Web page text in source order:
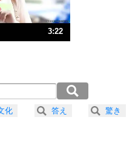
かなるもの。
方法
、怒りを優しさで表現する。
3:22
化 答え 驚き